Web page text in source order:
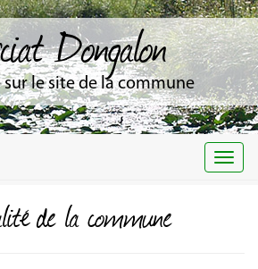
Dongalon
sur le site de la commune
de la commune